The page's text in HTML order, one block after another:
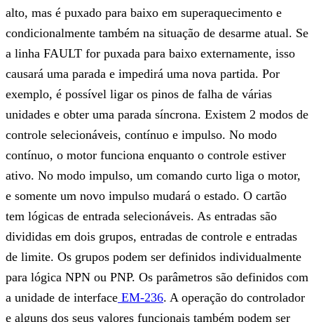
alto, mas é puxado para baixo em superaquecimento e
condicionalmente também na situação de desarme atual. Se
a linha FAULT for puxada para baixo externamente, isso
causará uma parada e impedirá uma nova partida. Por
exemplo, é possível ligar os pinos de falha de várias
unidades e obter uma parada síncrona. Existem 2 modos de
controle selecionáveis, contínuo e impulso. No modo
contínuo, o motor funciona enquanto o controle estiver
ativo. No modo impulso, um comando curto liga o motor,
e somente um novo impulso mudará o estado. O cartão
tem lógicas de entrada selecionáveis. As entradas são
divididas em dois grupos, entradas de controle e entradas
de limite. Os grupos podem ser definidos individualmente
para lógica NPN ou PNP. Os parâmetros são definidos com
a unidade de interface EM-236. A operação do controlador
e alguns dos seus valores funcionais também podem ser